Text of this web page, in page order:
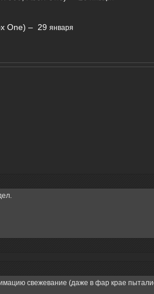
One) – 29 января
свежевание (даже в фар крае